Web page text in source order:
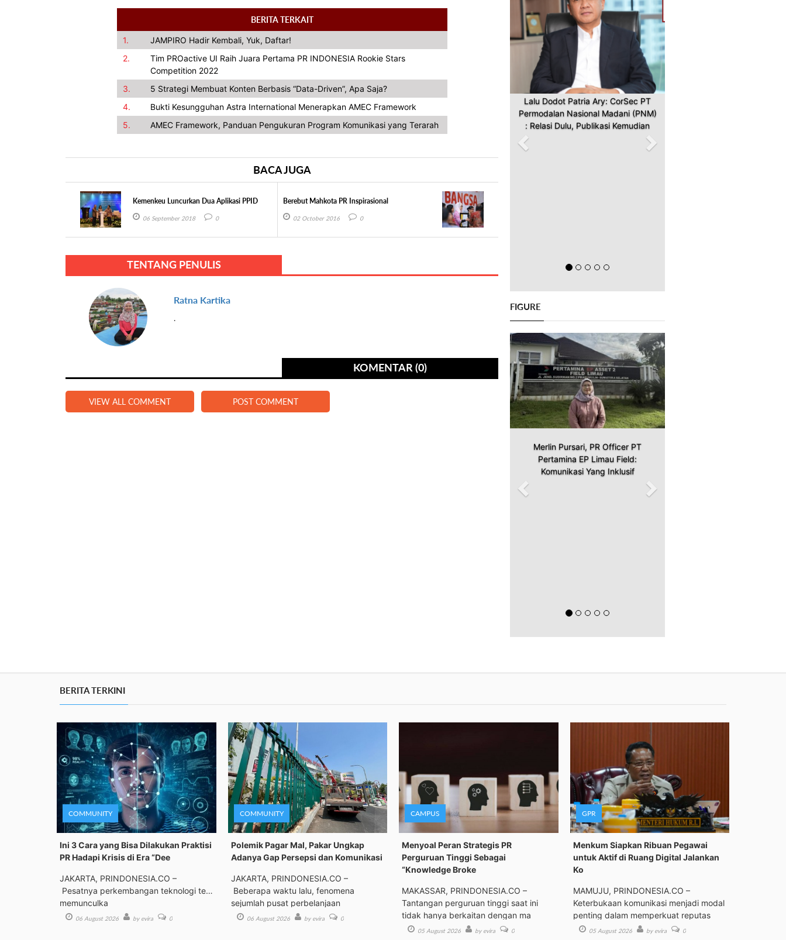
BERITA TERKAIT
1.
JAMPIRO Hadir Kembali, Yuk, Daftar!
2.
Tim PROactive UI Raih Juara Pertama PR INDONESIA Rookie Stars
Competition 2022
3.
5 Strategi Membuat Konten Berbasis “Data-Driven”, Apa Saja?
4.
Bukti Kesungguhan Astra International Menerapkan AMEC Framework
5.
AMEC Framework, Panduan Pengukuran Program Komunikasi yang Terarah
BACA JUGA
Kemenkeu Luncurkan Dua Aplikasi PPID
06 September 2018 0
Berebut Mahkota PR Inspirasional
02 October 2016 0
TENTANG PENULIS
Ratna Kartika
.
KOMENTAR (0)
VIEW ALL COMMENT POST COMMENT
Lalu Dodot Patria Ary: CorSec PT
Permodalan Nasional Madani (PNM)
: Relasi Dulu, Publikasi Kemudian
FIGURE
Merlin Pursari, PR Officer PT
Pertamina EP Limau Field:
Komunikasi Yang Inklusif
Previous Next
BERITA TERKINI
COMMUNITY
Ini 3 Cara yang Bisa Dilakukan Praktisi
PR Hadapi Krisis di Era “Dee
JAKARTA, PRINDONESIA.CO –
Pesatnya perkembangan teknologi telah
memunculka
06 August 2026 by evira 0
COMMUNITY
Polemik Pagar Mal, Pakar Ungkap
Adanya Gap Persepsi dan Komunikasi
JAKARTA, PRINDONESIA.CO –
Beberapa waktu lalu, fenomena
sejumlah pusat perbelanjaan
06 August 2026 by evira 0
CAMPUS
Menyoal Peran Strategis PR
Perguruan Tinggi Sebagai
“Knowledge Broke
MAKASSAR, PRINDONESIA.CO –
Tantangan perguruan tinggi saat ini
tidak hanya berkaitan dengan ma
05 August 2026 by evira 0
GPR
Menkum Siapkan Ribuan Pegawai
untuk Aktif di Ruang Digital Jalankan
Ko
MAMUJU, PRINDONESIA.CO –
Keterbukaan komunikasi menjadi modal
penting dalam memperkuat reputas
05 August 2026 by evira 0